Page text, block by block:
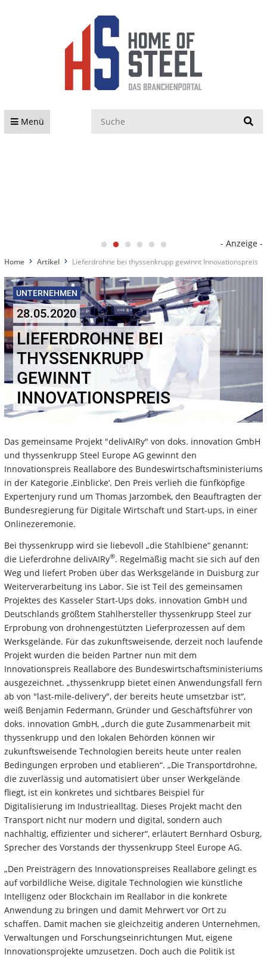
Menü
- Anzeige -
Home Artikel Lieferdrohne bei thyssenkrupp gewinnt Innovationspreis
UNTERNEHMEN
28.05.2020
LIEFERDROHNE BEI
THYSSENKRUPP
GEWINNT
INNOVATIONSPREIS
Das gemeinsame Projekt "delivAIRy" von doks. innovation GmbH
und thyssenkrupp Steel Europe AG gewinnt den
Innovationspreis Reallabore des Bundeswirtschaftsministeriums
in der Kategorie ‚Einblicke‘. Den Preis verlieh die fünfköpfige
Expertenjury rund um Thomas Jarzombek, den Beauftragten der
Bundesregierung für Digitale Wirtschaft und Start-ups, in einer
Onlinezeremonie.
Bei thyssenkrupp wird sie liebevoll „die Stahlbiene“ genannt:
die Lieferdrohne delivAIRy®. Regelmäßig macht sie sich auf den
Weg und liefert Proben über das Werksgelände in Duisburg zur
Weiterverarbeitung ins Labor. Sie ist Teil des gemeinsamen
Projektes des Kasseler Start-Ups doks. innovation GmbH und
Deutschlands größtem Stahlhersteller thyssenkrupp Steel zur
Erprobung von drohnengestützten Lieferprozessen auf dem
Werksgelände. Für das zukunftsweisende, derzeit noch laufende
Projekt wurden die beiden Partner nun mit dem
Innovationspreis Reallabore des Bundeswirtschaftsministeriums
ausgezeichnet. „thyssenkrupp bietet einen Anwendungsfall fern
ab von "last-mile-delivery", der bereits heute umsetzbar ist“,
weiß Benjamin Federmann, Gründer und Geschäftsführer von
doks. innovation GmbH, „durch die gute Zusammenarbeit mit
thyssenkrupp und den lokalen Behörden können wir
zukunftsweisende Technologien bereits heute unter realen
Bedingungen erproben und etablieren“. „Die Transportdrohne,
die zuverlässig und automatisiert über unser Werkgelände
fliegt, ist ein konkretes und sichtbares Beispiel für
Digitalisierung im Industriealltag. Dieses Projekt macht den
Transport nicht nur modern und digital, sondern auch
nachhaltig, effizienter und sicherer“, erläutert Bernhard Osburg,
Sprecher des Vorstands der thyssenkrupp Steel Europe AG.
„Den Preisträgern des Innovationspreises Reallabore gelingt es
auf vorbildliche Weise, digitale Technologien wie künstliche
Intelligenz oder Blockchain im Reallabor in die konkrete
Anwendung zu bringen und damit Mehrwert vor Ort zu
schaffen. Damit machen sie gleichzeitig anderen Unternehmen,
Verwaltungen und Forschungseinrichtungen Mut, eigene
Innovationsprojekte umzusetzen. Doch auch die Politik ist